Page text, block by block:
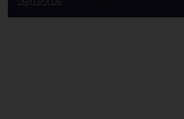
on
28/03/2026